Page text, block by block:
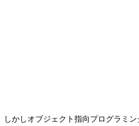
しかしオブジェクト指向プログラミ